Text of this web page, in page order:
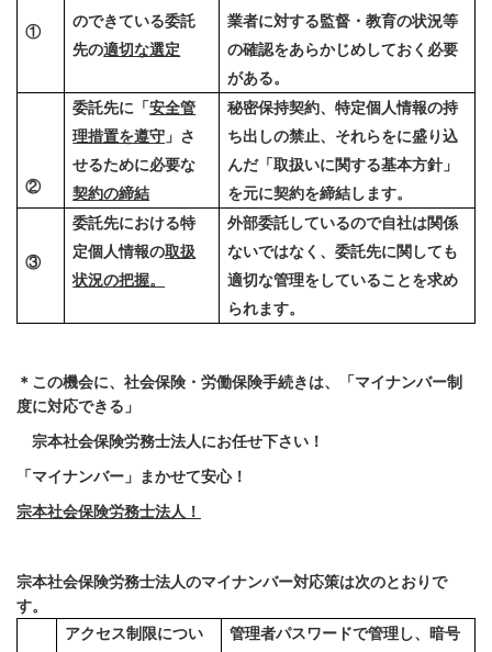
①
のできている委託
先の適切な選定
業者に対する監督・教育の状況等
の確認をあらかじめしておく必要
がある。
②
委託先に「安全管
理措置を遵守 」さ
せるために必要な
契約の締結
秘密保持契約、特定個人情報の持
ち出しの禁止、それらをに盛り込
んだ「取扱いに関する基本方針」
を元に契約を締結します。
③
委託先における特
定個人情報の取扱
状況の把握。
外部委託しているので自社は関係
ないではなく、委託先に関しても
適切な管理をしていることを求め
られます。
＊この機会に、社会保険・労働保険手続きは、「マイナンバー制
度に対応できる」
宗本社会保険労務士法人にお任せ下さい！
「マイナンバー」まかせて安心！
宗本社会保険労務士法人！
宗本社会保険労務士法人のマイナンバー対応策は次のとおりで
す。
アクセス制限につい
管理者パスワードで管理し、暗号